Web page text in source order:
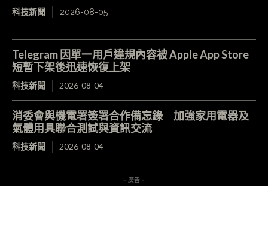
科技新聞 2026-08-05
Telegram 因單一用戶違規內容被 Apple App Store
短暫下架後迅速恢復上架
科技新聞 2026-08-04
消委會與機電署簽署合作備忘錄 加強家用電器及
氣體用具聯合測試與資訊交流
科技新聞 2026-08-04
- 廣告 -